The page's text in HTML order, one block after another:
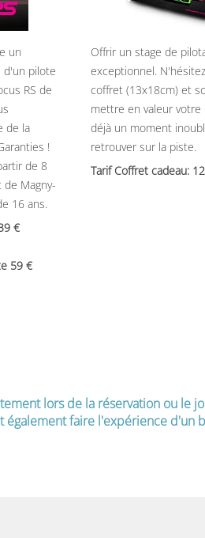
un
d'un pilote
RS de
de la
!
de 8
de Magny-
16 ans.
39
59
Offrir un stage de
exceptionnel.
coffret (13x18cm) et
mettre en valeur votre
déjà un moment
retrouver sur la piste.
Tarif Coffret cadeau:
lors de la réservation ou le
également faire l'expérience d'un